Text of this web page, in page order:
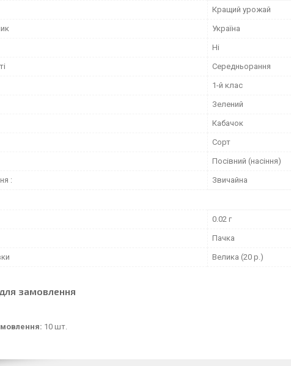
Кращий урожай
Україна
Ні
Середньорання
1-й клас
Зелений
Кабачок
Сорт
Посівний (насіння)
: Звичайна
0.02 г
Пачка
Велика (20 р.)
замовлення
10 шт.